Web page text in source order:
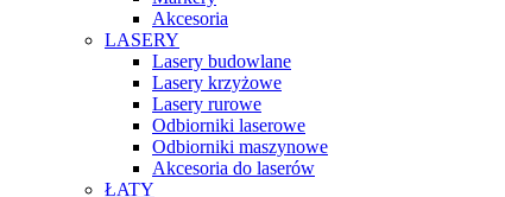
Akcesoria
LASERY
Lasery budowlane
Lasery krzyżowe
Lasery rurowe
Odbiorniki laserowe
Odbiorniki maszynowe
Akcesoria do laserów
ŁATY